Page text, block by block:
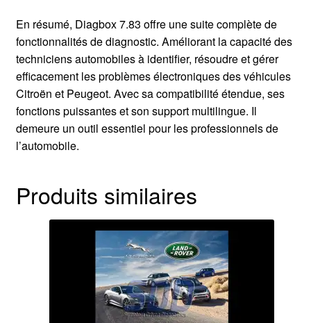
En résumé, Diagbox 7.83 offre une suite complète de
fonctionnalités de diagnostic. Améliorant la capacité des
techniciens automobiles à identifier, résoudre et gérer
efficacement les problèmes électroniques des véhicules
Citroën et Peugeot. Avec sa compatibilité étendue, ses
fonctions puissantes et son support multilingue. Il
demeure un outil essentiel pour les professionnels de
l’automobile.
Produits similaires